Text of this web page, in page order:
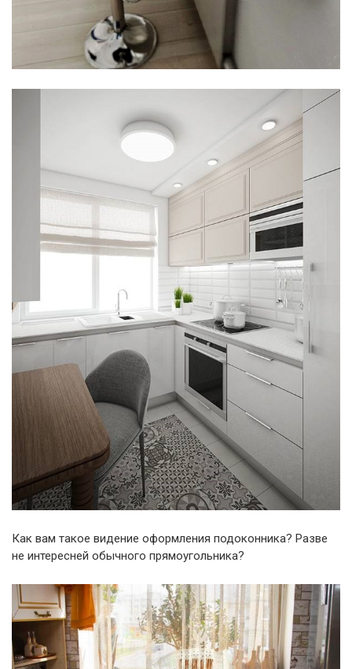
Как вам такое видение оформления подоконника? Разве
не интересней обычного прямоугольника?